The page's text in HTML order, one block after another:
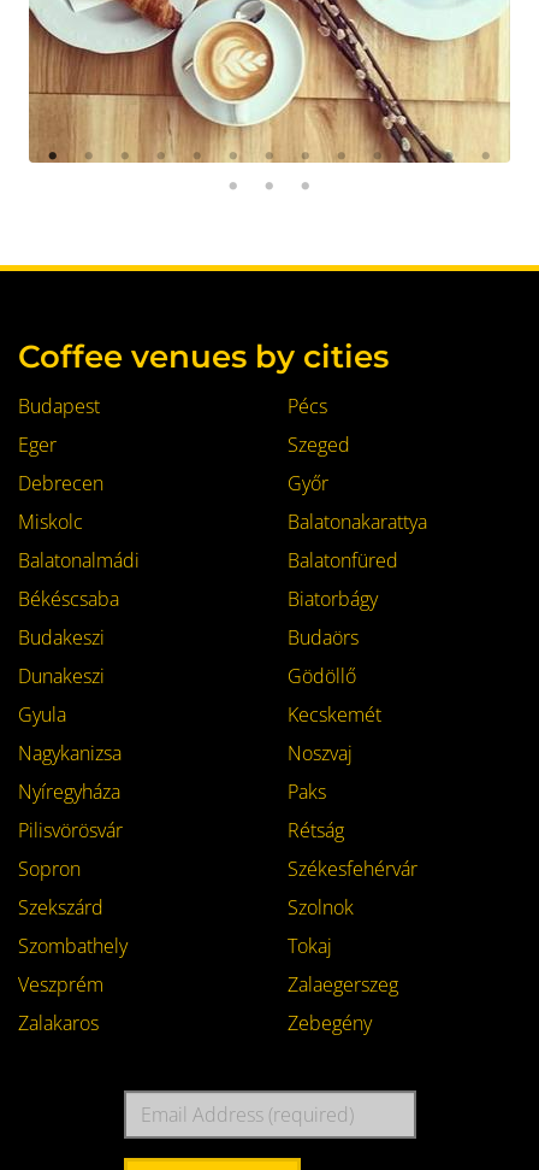
Coffee venues by cities
Budapest
Pécs
Eger
Szeged
Debrecen
Győr
Miskolc
Balatonakarattya
Balatonalmádi
Balatonfüred
Békéscsaba
Biatorbágy
Budakeszi
Budaörs
Dunakeszi
Gödöllő
Gyula
Kecskemét
Nagykanizsa
Noszvaj
Nyíregyháza
Paks
Pilisvörösvár
Rétság
Sopron
Székesfehérvár
Szekszárd
Szolnok
Szombathely
Tokaj
Veszprém
Zalaegerszeg
Zalakaros
Zebegény
Email
Address